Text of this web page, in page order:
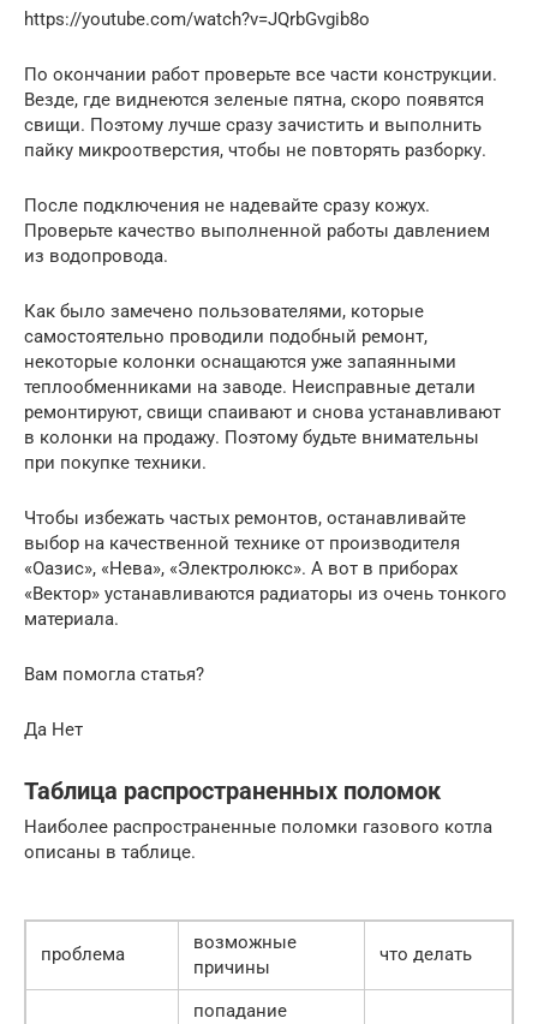
https://youtube.com/watch?v=JQrbGvgib8o
По окончании работ проверьте все части конструкции.
Везде, где виднеются зеленые пятна, скоро появятся
свищи. Поэтому лучше сразу зачистить и выполнить
пайку микроотверстия, чтобы не повторять разборку.
После подключения не надевайте сразу кожух.
Проверьте качество выполненной работы давлением
из водопровода.
Как было замечено пользователями, которые
самостоятельно проводили подобный ремонт,
некоторые колонки оснащаются уже запаянными
теплообменниками на заводе. Неисправные детали
ремонтируют, свищи спаивают и снова устанавливают
в колонки на продажу. Поэтому будьте внимательны
при покупке техники.
Чтобы избежать частых ремонтов, останавливайте
выбор на качественной технике от производителя
«Оазис», «Нева», «Электролюкс». А вот в приборах
«Вектор» устанавливаются радиаторы из очень тонкого
материала.
Вам помогла статья?
Да Нет
Таблица распространенных поломок
Наиболее распространенные поломки газового котла
описаны в таблице.
проблема
возможные
причины
что делать
попадание